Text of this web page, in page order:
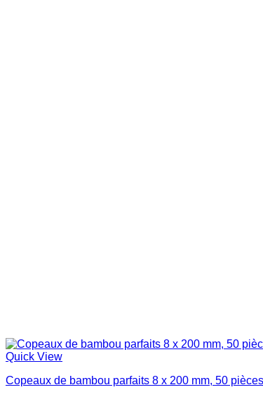
Quick View
Copeaux de bambou parfaits 8 x 200 mm, 50 pièces